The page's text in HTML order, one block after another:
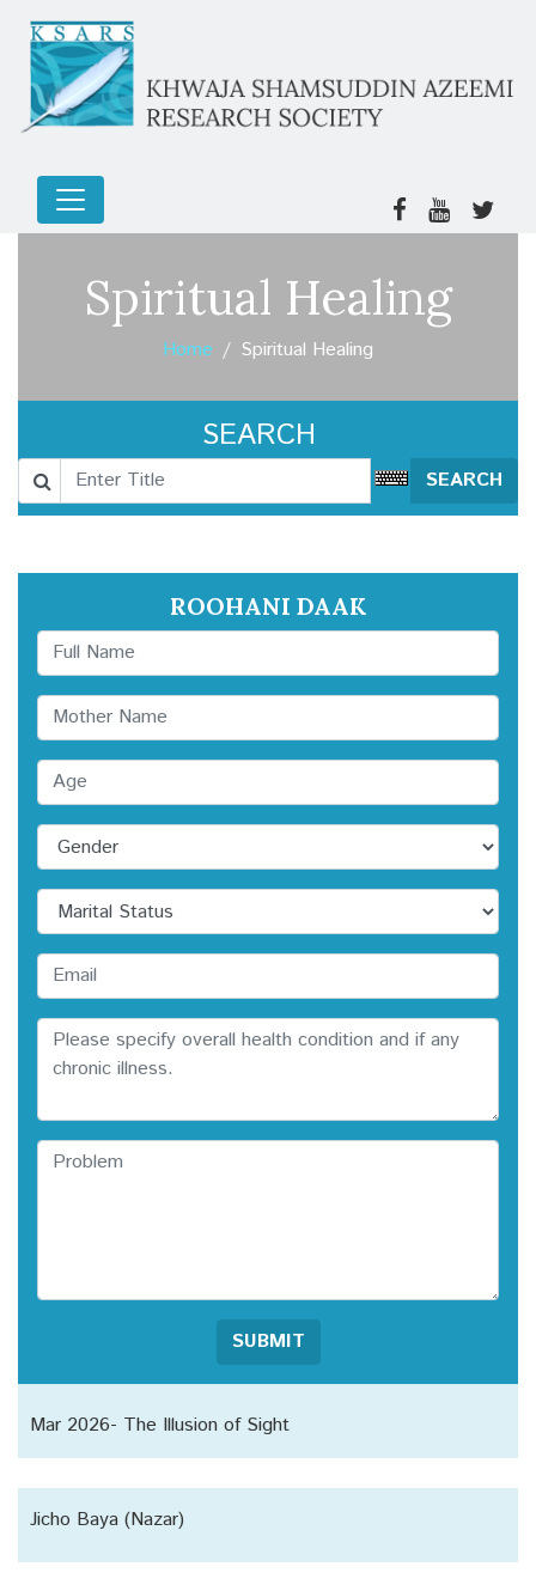
Spiritual Healing
Home Spiritual Healing
SEARCH
SEARCH
ROOHANI DAAK
SUBMIT
Mar 2026- The Illusion of Sight
Jicho Baya (Nazar)